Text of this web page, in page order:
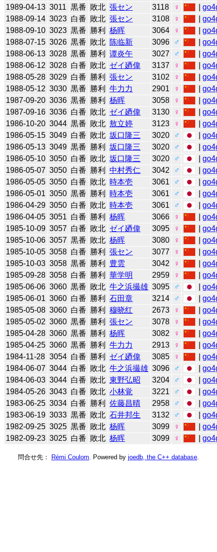
1989-04-13 3011 黒番 敗北 張セン 3118 ♀ |
1988-09-14 3023 白番 敗北 張セン 3108 ♀ |
1988-09-10 3023 黒番 勝利 杨晖 3064 ♀ |
1988-07-15 3026 黒番 敗北 陈临新 3096 ♂ |
1988-06-13 3028 黒番 勝利 谭炎午 3027 ♂ |
1988-06-12 3028 白番 敗北 ゼイ廼偉 3137 ♀ |
1988-05-28 3029 白番 勝利 張セン 3102 ♀ |
1988-05-12 3030 黒番 勝利 牛力力 2901 ♀ |
1987-09-20 3036 黒番 勝利 杨晖 3058 ♀ |
1987-09-16 3036 白番 敗北 ゼイ廼偉 3130 ♀ |
1986-10-20 3044 黒番 敗北 敖立婷 3123 ♀ |
1986-05-15 3049 白番 敗北 坂口隆三 3020 ♂ |
1986-05-13 3049 黒番 勝利 坂口隆三 3020 ♂ |
1986-05-10 3050 白番 敗北 坂口隆三 3020 ♂ |
1986-05-07 3050 白番 勝利 中村秀仁 3042 ♂ |
1986-05-05 3050 白番 敗北 時本壱 3061 ♂ |
1986-05-01 3050 黒番 勝利 時本壱 3061 ♂ |
1986-04-29 3050 白番 敗北 時本壱 3061 ♂ |
1986-04-05 3051 白番 勝利 杨晖 3066 ♀ |
1985-10-09 3057 白番 敗北 ゼイ廼偉 3095 ♀ |
1985-10-06 3057 黒番 敗北 杨晖 3080 ♀ |
1985-10-05 3058 白番 勝利 張セン 3077 ♀ |
1985-10-03 3058 黒番 勝利 豊雲 3042 ♀ |
1985-09-28 3058 白番 勝利 華学明 2959 ♀ |
1985-06-06 3060 黒番 敗北 牛之浜撮雄 3095 ♂ |
1985-06-01 3060 白番 勝利 石田章 3214 ♂ |
1985-05-08 3060 白番 勝利 穆晓红 2673 ♀ |
1985-05-02 3060 黒番 勝利 張セン 3078 ♀ |
1985-04-28 3060 黒番 勝利 杨晖 3082 ♀ |
1985-04-25 3060 黒番 勝利 牛力力 2913 ♀ |
1984-11-28 3054 白番 勝利 ゼイ廼偉 3085 ♀ |
1984-06-07 3044 白番 敗北 牛之浜撮雄 3096 ♂ |
1984-06-03 3044 白番 敗北 東野弘昭 3204 ♂ |
1984-05-26 3043 白番 敗北 小林覚 3221 ♂ |
1983-06-25 3034 白番 勝利 佐藤昌晴 2958 ♂ |
1983-06-19 3033 黒番 敗北 石井邦生 3132 ♂ |
1982-09-25 3025 黒番 敗北 杨晖 3099 ♀ |
1982-09-23 3025 白番 敗北 杨晖 3099 ♀ |
問合せ先： Rémi Coulom . Powered by joedb, the C++ database